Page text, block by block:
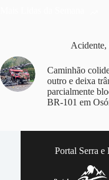
Acidente,
Caminhão
outro e deixa
parcialmente
BR-101 em
Portal Serra e